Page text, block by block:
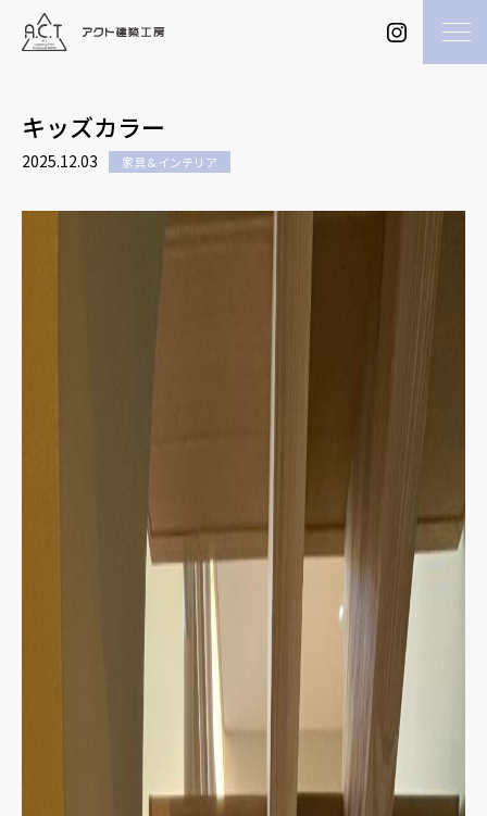
キッズカラー
2025.12.03 家具＆インテリア